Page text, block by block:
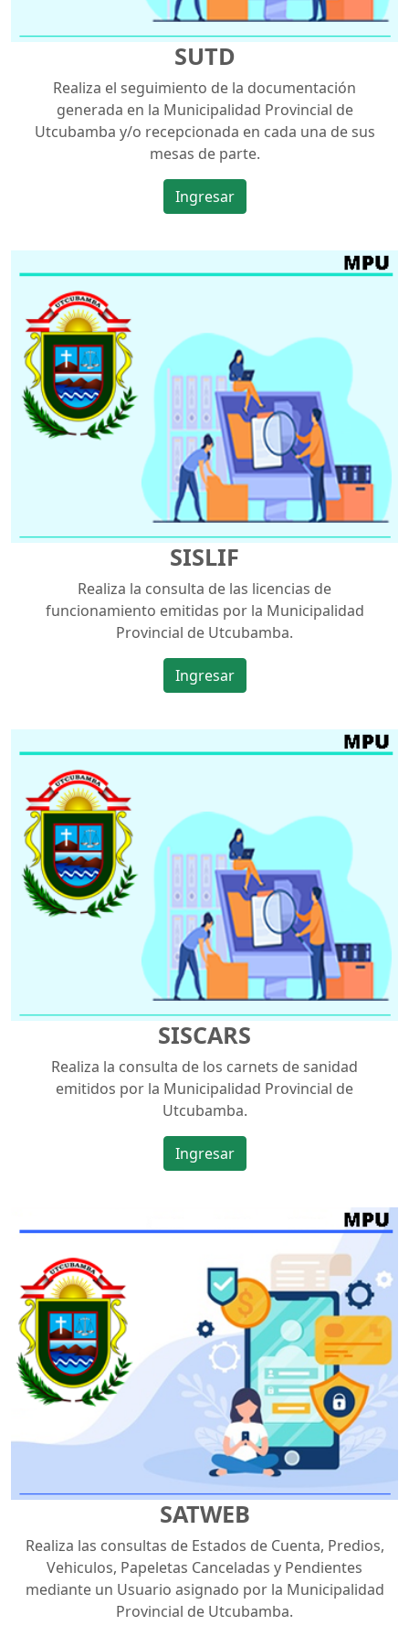
SUTD
Realiza el seguimiento de la documentación
generada en la Municipalidad Provincial de
Utcubamba y/o recepcionada en cada una de sus
mesas de parte.
Ingresar
SISLIF
Realiza la consulta de las licencias de
funcionamiento emitidas por la Municipalidad
Provincial de Utcubamba.
Ingresar
SISCARS
Realiza la consulta de los carnets de sanidad
emitidos por la Municipalidad Provincial de
Utcubamba.
Ingresar
SATWEB
Realiza las consultas de Estados de Cuenta, Predios,
Vehiculos, Papeletas Canceladas y Pendientes
mediante un Usuario asignado por la Municipalidad
Provincial de Utcubamba.